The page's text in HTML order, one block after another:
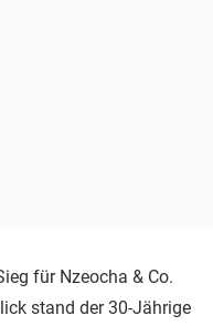
für Nzeocha & Co.
stand der 30-Jährige